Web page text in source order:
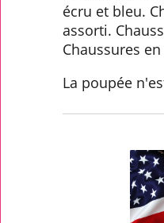
écru et bleu.
assorti.
Chaussures
La poupée